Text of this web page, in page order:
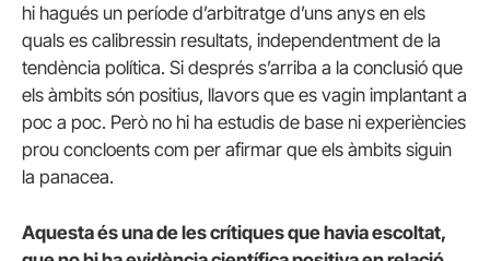
hi hagués un període d’arbitratge d’uns anys en els
quals es calibressin resultats, independentment de la
tendència política. Si després s’arriba a la conclusió que
els àmbits són positius, llavors que es vagin implantant a
poc a poc. Però no hi ha estudis de base ni experiències
prou concloents com per afirmar que els àmbits siguin
la panacea.
Aquesta és una de les crítiques que havia escoltat,